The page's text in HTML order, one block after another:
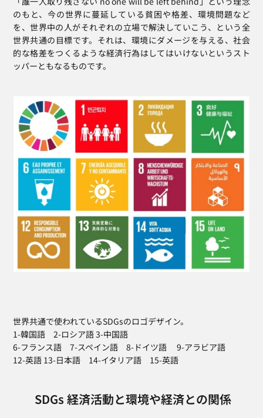
のもと、今の世界に蔓延している貧困や格差、環境問題など
を、世界中の人がそれぞれの立場で解決していこう、という全
世界共通の目標です。それは、環境にダメージを与える、社会
的な格差をつくるような経済行為はしてはいけないというスト
ッパーともなるものです。
世界共通で使われているSDGsのロゴデザイン。
1-韓国語　2-ロシア語 3-中国語
6-フランス語　7-スペイン語　8-ドイツ語　 9-アラビア語
12-英語 13-日本語　14-イタリア語　15-英語
SDGs 経済活動と環境や経済との関係